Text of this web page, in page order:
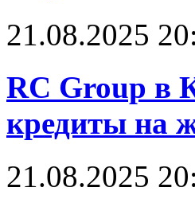
21.08.2025
RC Group в
кредиты на
21.08.2025